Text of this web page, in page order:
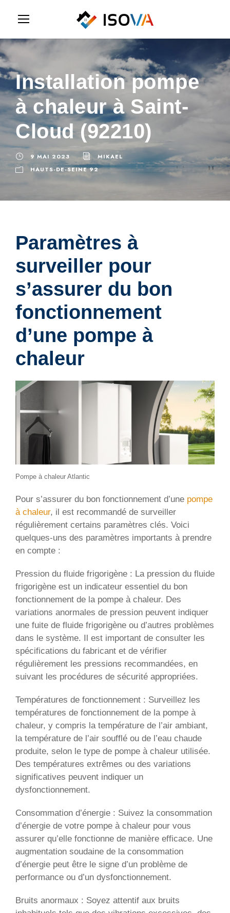
Installation pompe
à chaleur à Saint-
Cloud (92210)
9 MAI 2023
MIKAEL
HAUTS-DE-SEINE 92
Paramètres à
surveiller pour
s’assurer du bon
fonctionnement
d’une pompe à
chaleur
Pompe à chaleur Atlantic
Pour s’assurer du bon fonctionnement d’une pompe
à chaleur, il est recommandé de surveiller
régulièrement certains paramètres clés. Voici
quelques-uns des paramètres importants à prendre
en compte :
Pression du fluide frigorigène : La pression du fluide
frigorigène est un indicateur essentiel du bon
fonctionnement de la pompe à chaleur. Des
variations anormales de pression peuvent indiquer
une fuite de fluide frigorigène ou d’autres problèmes
dans le système. Il est important de consulter les
spécifications du fabricant et de vérifier
régulièrement les pressions recommandées, en
suivant les procédures de sécurité appropriées.
Températures de fonctionnement : Surveillez les
températures de fonctionnement de la pompe à
chaleur, y compris la température de l’air ambiant,
la température de l’air soufflé ou de l’eau chaude
produite, selon le type de pompe à chaleur utilisée.
Des températures extrêmes ou des variations
significatives peuvent indiquer un
dysfonctionnement.
Consommation d’énergie : Suivez la consommation
d’énergie de votre pompe à chaleur pour vous
assurer qu’elle fonctionne de manière efficace. Une
augmentation soudaine de la consommation
d’énergie peut être le signe d’un problème de
performance ou d’un dysfonctionnement.
Bruits anormaux : Soyez attentif aux bruits